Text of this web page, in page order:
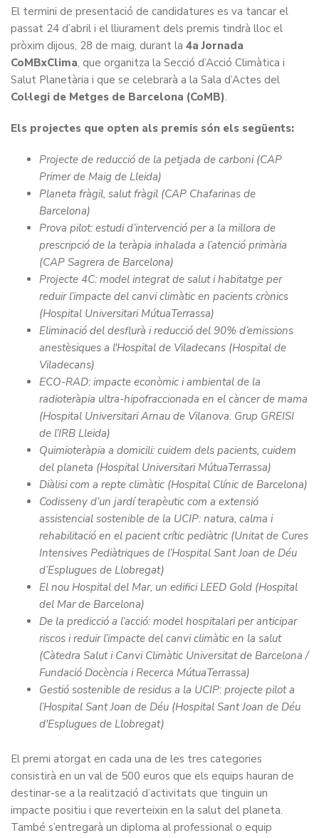
El termini de presentació de candidatures es va tancar el
passat 24 d’abril i el lliurament dels premis tindrà lloc el
pròxim dijous, 28 de maig, durant la 4a Jornada
CoMBxClima, que organitza la Secció d’Acció Climàtica i
Salut Planetària i que se celebrarà a la Sala d’Actes del
Col·legi de Metges de Barcelona (CoMB).
Els projectes que opten als premis són els següents:
Projecte de reducció de la petjada de carboni(CAP
Primer de Maig de Lleida)
Planeta fràgil, salut fràgil (CAP Chafarinas de
Barcelona)
Prova pilot: estudi d’intervenció per a la millora de
prescripció de la teràpia inhalada a l’atenció primària
(CAP Sagrera de Barcelona)
Projecte 4C: model integrat de salut i habitatge per
reduir l’impacte del canvi climàtic en pacients crònics
(Hospital Universitari MútuaTerrassa)
Eliminació del desflurà i reducció del 90% d’emissions
anestèsiques a l'Hospital de Viladecans (Hospital de
Viladecans)
ECO-RAD: impacte econòmic i ambiental de la
radioteràpia ultra-hipofraccionada en el càncer de mama
(Hospital Universitari Arnau de Vilanova. Grup GREISI
de l’IRB Lleida)
Quimioteràpia a domicili: cuidem dels pacients, cuidem
del planeta (Hospital Universitari MútuaTerrassa)
Diàlisi com a repte climàtic (Hospital Clínic de Barcelona)
Codisseny d’un jardí terapèutic com a extensió
assistencial sostenible de la UCIP: natura, calma i
rehabilitació en el pacient crític pediàtric (Unitat de Cures
Intensives Pediàtriques de l’Hospital Sant Joan de Déu
d’Esplugues de Llobregat)
El nou Hospital del Mar, un edifici LEED Gold (Hospital
del Mar de Barcelona)
De la predicció a l’acció: model hospitalari per anticipar
riscos i reduir l’impacte del canvi climàtic en la salut
(Càtedra Salut i Canvi Climàtic Universitat de Barcelona /
Fundació Docència i Recerca MútuaTerrassa)
Gestió sostenible de residus a la UCIP: projecte pilot a
l’Hospital Sant Joan de Déu (Hospital Sant Joan de Déu
d'Esplugues de Llobregat)
El premi atorgat en cada una de les tres categories
consistirà en un val de 500 euros que els equips hauran de
destinar-se a la realització d’activitats que tinguin un
impacte positiu i que reverteixin en la salut del planeta.
També s’entregarà un diploma al professional o equip